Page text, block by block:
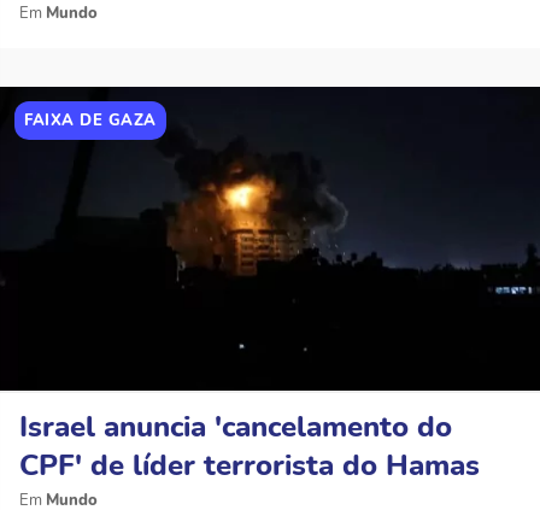
Mundo
FAIXA DE GAZA
Israel anuncia 'cancelamento do
CPF' de líder terrorista do Hamas
Mundo